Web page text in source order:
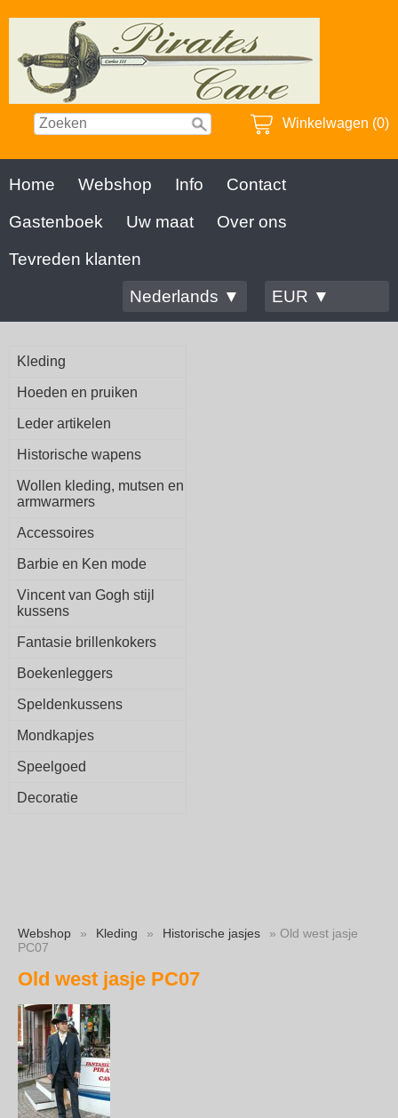
Winkelwagen (0)
Home Webshop Info
Contact
Gastenboek
Uw maat
Over ons
Tevreden klanten
Nederlands ▼
EUR ▼
Kleding
Hoeden en pruiken
Leder artikelen
Historische wapens
Wollen kleding, mutsen en
armwarmers
Accessoires
Barbie en Ken mode
Vincent van Gogh stijl
kussens
Fantasie brillenkokers
Boekenleggers
Speldenkussens
Mondkapjes
Speelgoed
Decoratie
Webshop » Kleding » Historische jasjes
» Old west jasje
PC07
Old west jasje PC07